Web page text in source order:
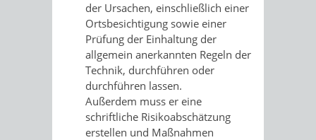
der Ursachen, einschließlich einer
Ortsbesichtigung sowie einer
Prüfung der Einhaltung der
allgemein anerkannten Regeln der
Technik, durchführen oder
durchführen lassen.
Außerdem muss er eine
schriftliche Risikoabschätzung
erstellen und Maßnahmen